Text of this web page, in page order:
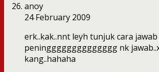
anoy
24 February 2009
erk..kak..nnt leyh tunjuk cara jawab
peningggggggggggggg nk
kang..hahaha